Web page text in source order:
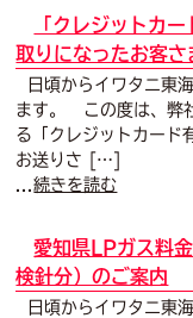
「クレジットカ
取りになったお客
日頃からイワタニ東
ます。 この度は、弊
る「クレジットカー
お送りさ […]
...続きを読む
愛知県LPガス料
検針分）のご案内
日頃からイワタニ東